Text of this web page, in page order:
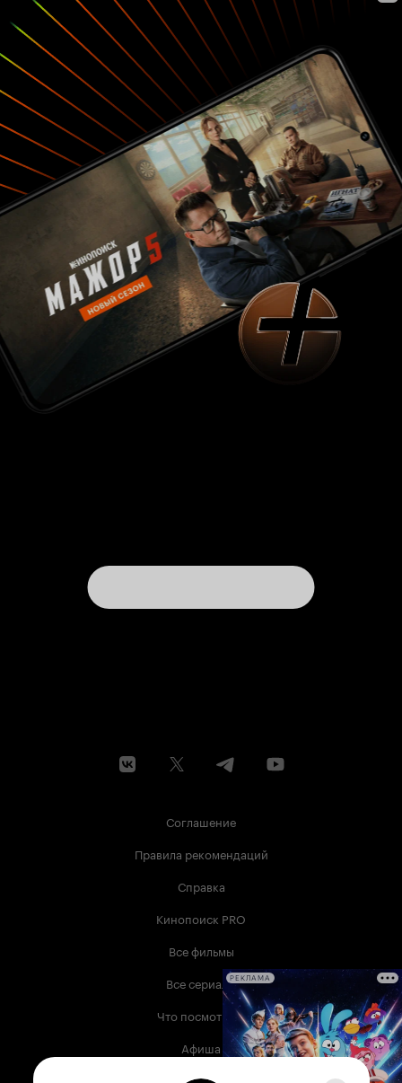
Соглашение
Правила рекомендаций
Справка
Кинопоиск PRO
Все фильмы
Все сериалы
Что посмотреть
Афиша
Музыка
РЕКЛАМА